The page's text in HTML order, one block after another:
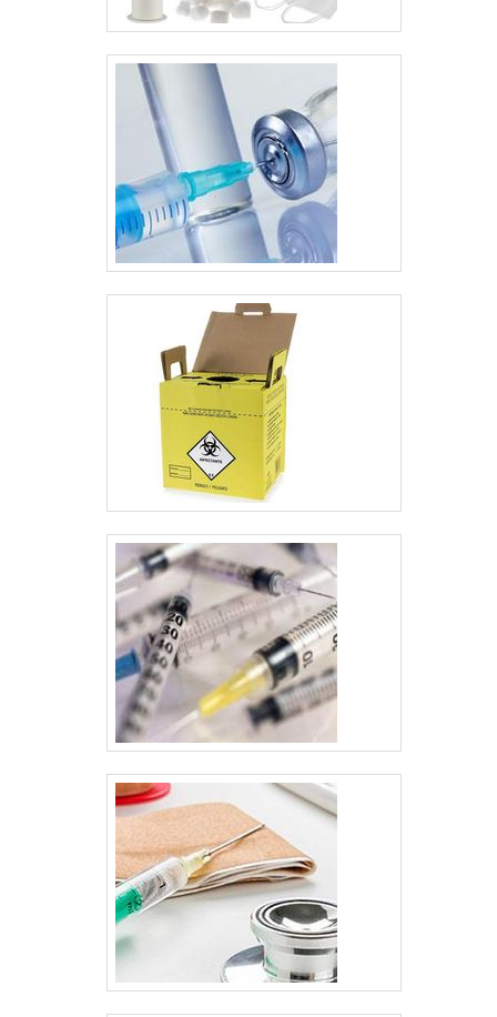
seja para a realização
de check-ups de
rotina ou para
exames mais
aprofundados.
Qualificações que o
material disponibiliza
A distribuidora
pode....